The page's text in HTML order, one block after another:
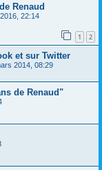
Renaud
22:14
1 2
et sur Twitter
2014, 08:29
de Renaud"